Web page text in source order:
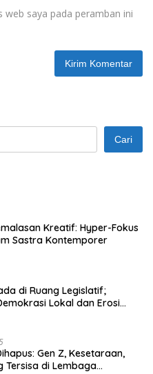
web saya pada peramban ini
Cari
Kreatif: Hyper-Fokus
Sastra Kontemporer
di Ruang Legislatif;
Lokal dan Erosi
Gen Z, Kesetaraan,
Tersisa di Lembaga